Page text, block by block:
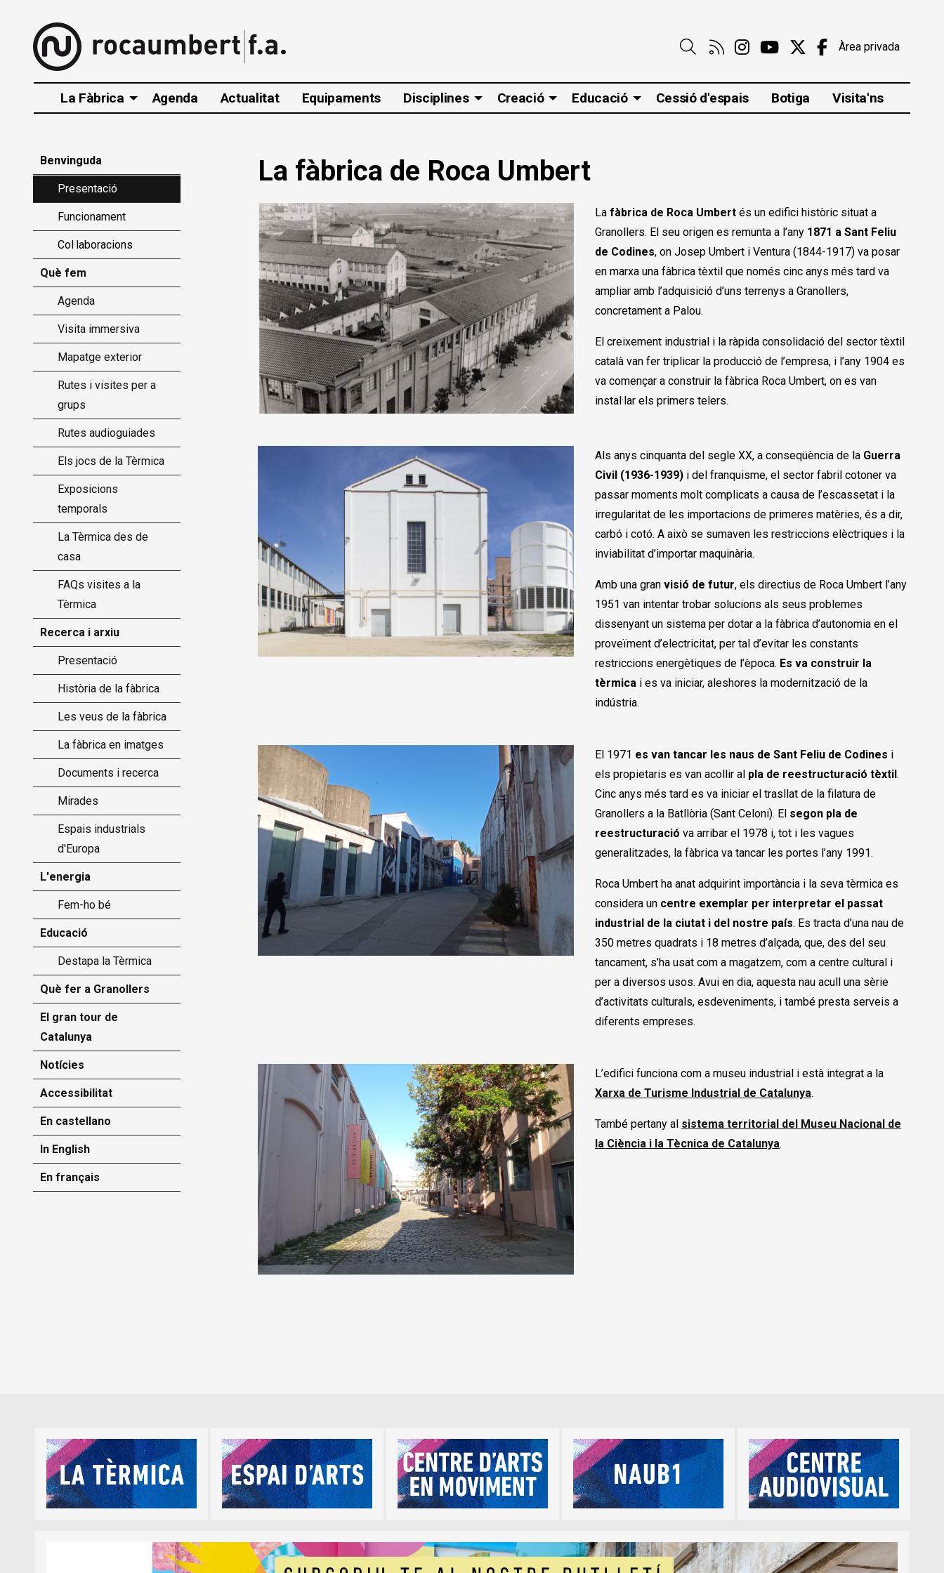
Àrea privada
Link a rss
Link a instagram
Link a youtube
Link a twitter
Link a
La Fàbrica Agenda Actualitat Equipaments Disciplines Creació Educació Cessió d'espais Botiga Visita'ns
La fàbrica de Roca Umbert
La fàbrica de Roca Umbert és un edifici històric situat a
Granollers. El seu origen es remunta a l’any 1871 a Sant Feliu
de Codines, on Josep Umbert i Ventura (1844-1917) va posar
en marxa una fàbrica tèxtil que només cinc anys més tard va
ampliar amb l’adquisició d’uns terrenys a Granollers,
concretament a Palou.
El creixement industrial i la ràpida consolidació del sector tèxtil
català van fer triplicar la producció de l’empresa, i l’any 1904 es
va començar a construir la fàbrica Roca Umbert, on es van
instal·lar els primers telers.
Als anys cinquanta del segle XX, a conseqüència de la Guerra
Civil (1936-1939) i del franquisme, el sector fabril cotoner va
passar moments molt complicats a causa de l’escassetat i la
irregularitat de les importacions de primeres matèries, és a dir,
carbó i cotó. A això se sumaven les restriccions elèctriques i la
inviabilitat d’importar maquinària.
Amb una gran visió de futur, els directius de Roca Umbert l’any
1951 van intentar trobar solucions als seus problemes
dissenyant un sistema per dotar a la fàbrica d’autonomia en el
proveïment d’electricitat, per tal d’evitar les constants
restriccions energètiques de l’època. Es va construir la
tèrmica i es va iniciar, aleshores la modernització de la
indústria.
El 1971 es van tancar les naus de Sant Feliu de Codines i
els propietaris es van acollir al pla de reestructuració tèxtil.
Cinc anys més tard es va iniciar el trasllat de la filatura de
Granollers a la Batllòria (Sant Celoni). El segon pla de
reestructuració va arribar el 1978 i, tot i les vagues
generalitzades, la fàbrica va tancar les portes l’any 1991.
Roca Umbert ha anat adquirint importància i la seva tèrmica es
considera un centre exemplar per interpretar el passat
industrial de la ciutat i del nostre país. Es tracta d’una nau de
350 metres quadrats i 18 metres d’alçada, que, des del seu
tancament, s’ha usat com a magatzem, com a centre cultural i
per a diversos usos. Avui en dia, aquesta nau acull una sèrie
d’activitats culturals, esdeveniments, i també presta serveis a
diferents empreses.
L’edifici funciona com a museu industrial i està integrat a la
Xarxa de Turisme Industrial de Catalunya.
També pertany al sistema territorial del Museu Nacional de
la Ciència i la Tècnica de Catalunya.
Benvinguda
Presentació
Funcionament
Col·laboracions
Què fem
Agenda
Visita immersiva
Mapatge exterior
Rutes i visites per a
grups
Rutes audioguiades
Els jocs de la Tèrmica
Exposicions
temporals
La Tèrmica des de
casa
FAQs visites a la
Tèrmica
Recerca i arxiu
Presentació
Història de la fàbrica
Les veus de la fàbrica
La fàbrica en imatges
Documents i recerca
Mirades
Espais industrials
d'Europa
L'energia
Fem-ho bé
Educació
Destapa la Tèrmica
Què fer a Granollers
El gran tour de
Catalunya
Notícies
Accessibilitat
En castellano
In English
En français